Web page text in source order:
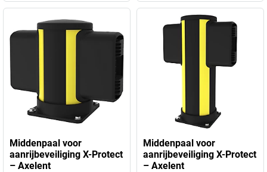
Middenpaal voor
aanrijbeveiliging X-Protect
– Axelent
Middenpaal voor
aanrijbeveiliging X-Protect
– Axelent